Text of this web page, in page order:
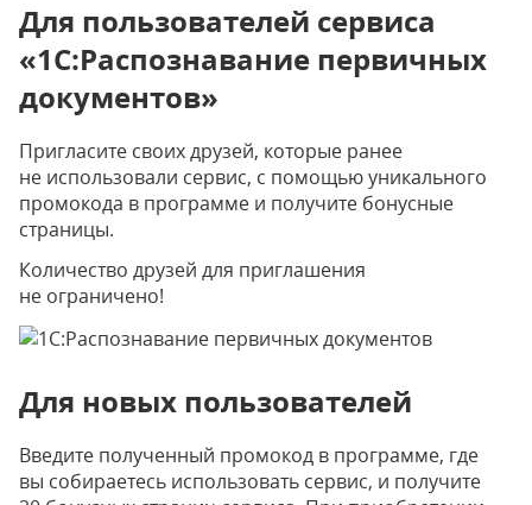
Для пользователей сервиса
«1С:Распознавание первичных
документов»
Пригласите своих друзей, которые ранее
не использовали сервис, с помощью уникального
промокода в программе и получите бонусные
страницы.
Количество друзей для приглашения
не ограничено!
Для новых пользователей
Введите полученный промокод в программе, где
вы собираетесь использовать сервис, и получите